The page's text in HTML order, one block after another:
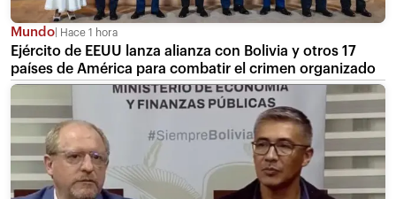
Mundo Hace 1 hora
Ejército de EEUU lanza alianza con Bolivia y otros 17
países de América para combatir el crimen organizado